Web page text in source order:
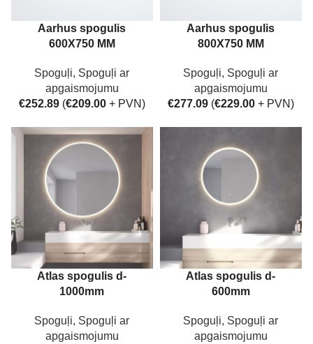
Aarhus spogulis
600X750 MM
Spoguļi, Spoguļi ar
apgaismojumu
€252.89 (€209.00+ PVN)
Aarhus spogulis
800X750 MM
Spoguļi, Spoguļi ar
apgaismojumu
€277.09 (€229.00+ PVN)
Atlas spogulis d-
1000mm
Spoguļi, Spoguļi ar
apgaismojumu
Atlas spogulis d-
600mm
Spoguļi, Spoguļi ar
apgaismojumu